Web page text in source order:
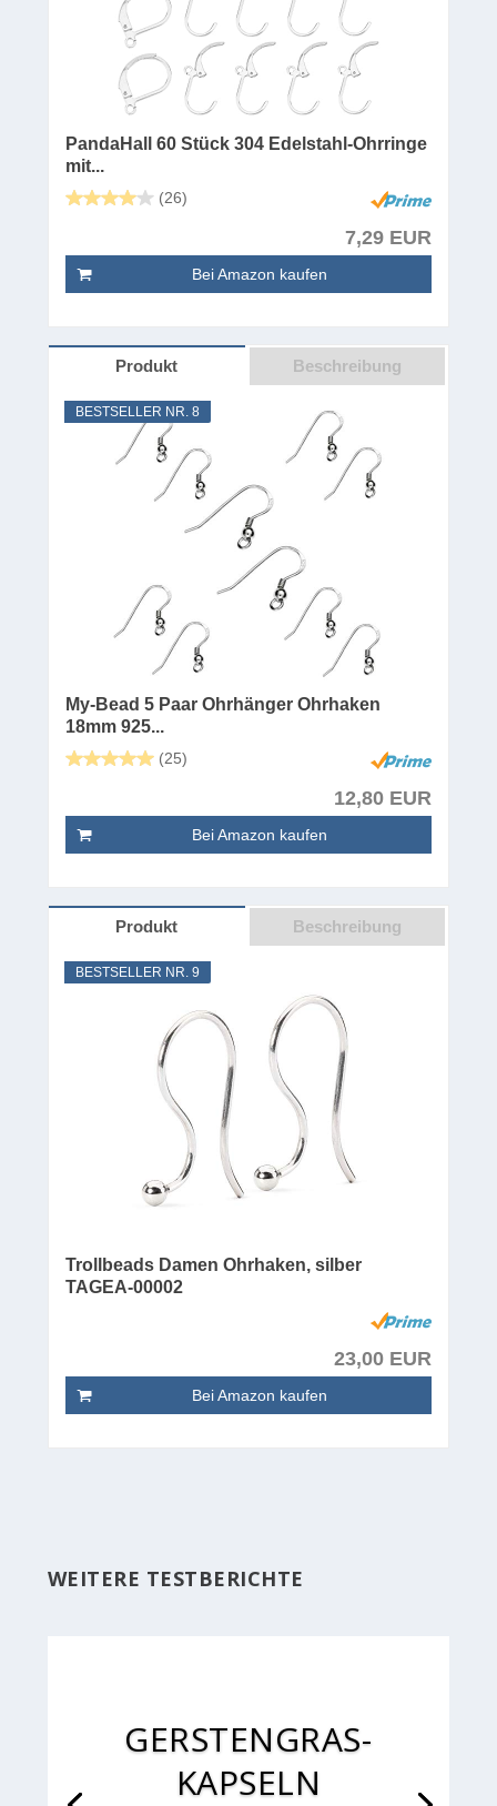
PandaHall 60 Stück 304 Edelstahl-Ohrringe
mit...
(26)
7,29 EUR
Bei Amazon kaufen
Produkt Beschreibung
BESTSELLER NR. 8
My-Bead 5 Paar Ohrhänger Ohrhaken
18mm 925...
(25)
12,80 EUR
Bei Amazon kaufen
Produkt Beschreibung
BESTSELLER NR. 9
Trollbeads Damen Ohrhaken, silber
TAGEA-00002
23,00 EUR
Bei Amazon kaufen
WEITERE TESTBERICHTE
GERSTENGRAS-
KAPSELN